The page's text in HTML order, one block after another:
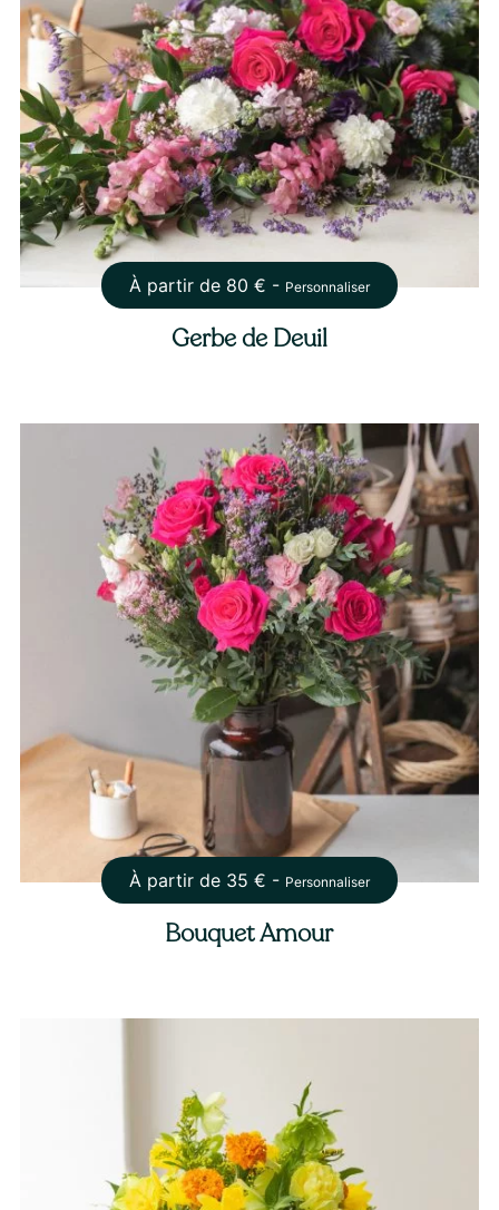
À partir de 80 € - Personnaliser
Gerbe de Deuil
À partir de 35 € - Personnaliser
Bouquet Amour